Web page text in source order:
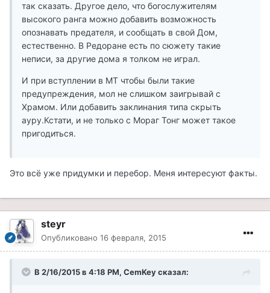
так сказать. Другое дело, что богослужителям
высокого ранга можно добавить возможность
опознавать предателя, и сообщать в свой Дом,
естественно. В Редоране есть по сюжету такие
неписи, за другие дома я толком не играл.
И при вступлении в МТ чтобы были такие
предупреждения, мол не слишком заигрывай с
Храмом. Или добавить заклинания типа скрыть
ауру.Кстати, и не только с Мораг Тонг может такое
пригодиться.
Это всё уже придумки и перебор. Меня интересуют факты.
steyr
Опубликовано 16 февраля, 2015
В 2/16/2015 в 4:18 PM, CemKey сказал: